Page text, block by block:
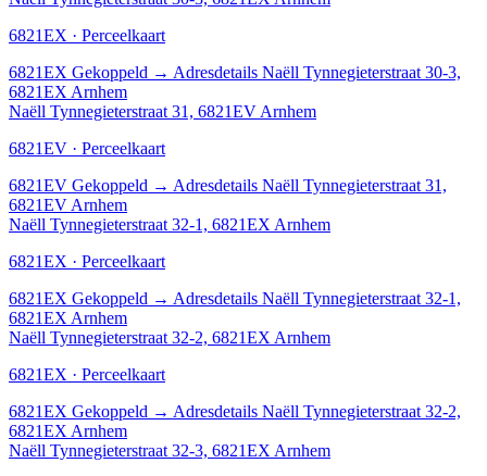
6821EX · Perceelkaart
6821EX Gekoppeld → Adresdetails Naëll Tynnegieterstraat 30-3,
6821EX Arnhem
Naëll Tynnegieterstraat 31, 6821EV Arnhem
6821EV · Perceelkaart
6821EV Gekoppeld → Adresdetails Naëll Tynnegieterstraat 31,
6821EV Arnhem
Naëll Tynnegieterstraat 32-1, 6821EX Arnhem
6821EX · Perceelkaart
6821EX Gekoppeld → Adresdetails Naëll Tynnegieterstraat 32-1,
6821EX Arnhem
Naëll Tynnegieterstraat 32-2, 6821EX Arnhem
6821EX · Perceelkaart
6821EX Gekoppeld → Adresdetails Naëll Tynnegieterstraat 32-2,
6821EX Arnhem
Naëll Tynnegieterstraat 32-3, 6821EX Arnhem